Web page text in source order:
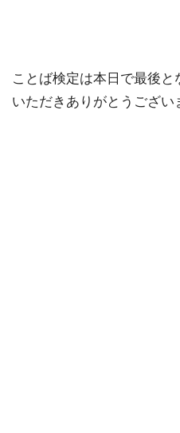
ことば検定は本日で最後
いただきありがとうござい